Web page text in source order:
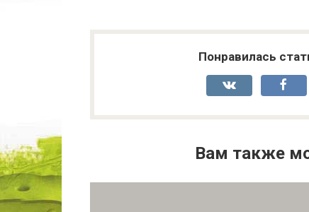
Понравилась
Вам также